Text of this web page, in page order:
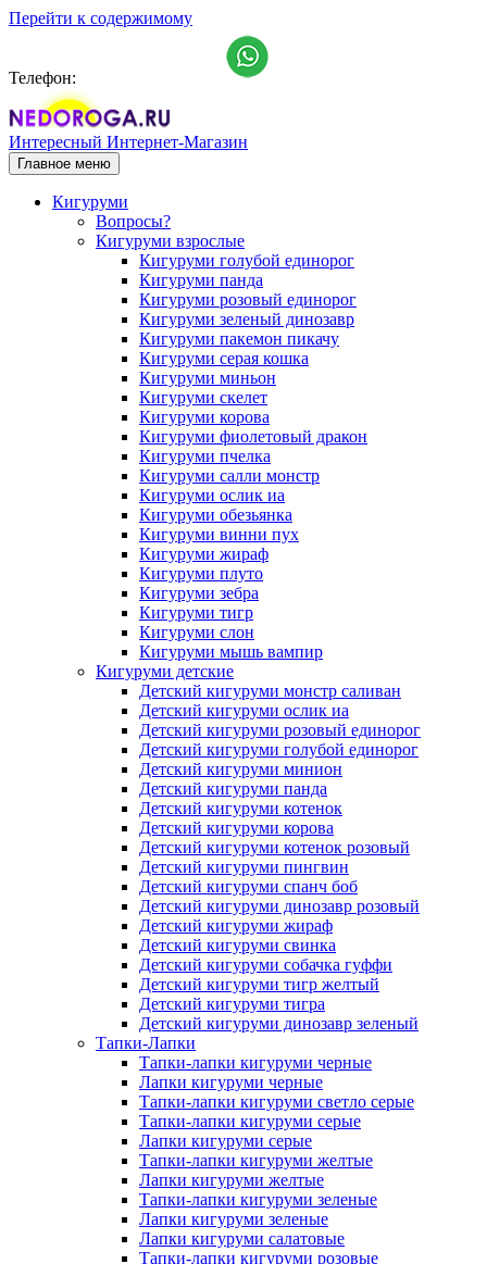
Перейти к содержимому
Телефон:
Интересный Интернет-Магазин
Главное меню
Кигуруми
Вопросы?
Кигуруми взрослые
Кигуруми голубой единорог
Кигуруми панда
Кигуруми розовый единорог
Кигуруми зеленый динозавр
Кигуруми пакемон пикачу
Кигуруми серая кошка
Кигуруми миньон
Кигуруми скелет
Кигуруми корова
Кигуруми фиолетовый дракон
Кигуруми пчелка
Кигуруми салли монстр
Кигуруми ослик иа
Кигуруми обезьянка
Кигуруми винни пух
Кигуруми жираф
Кигуруми плуто
Кигуруми зебра
Кигуруми тигр
Кигуруми слон
Кигуруми мышь вампир
Кигуруми детские
Детский кигуруми монстр саливан
Детский кигуруми ослик иа
Детский кигуруми розовый единорог
Детский кигуруми голубой единорог
Детский кигуруми минион
Детский кигуруми панда
Детский кигуруми котенок
Детский кигуруми корова
Детский кигуруми котенок розовый
Детский кигуруми пингвин
Детский кигуруми спанч боб
Детский кигуруми динозавр розовый
Детский кигуруми жираф
Детский кигуруми свинка
Детский кигуруми собачка гуффи
Детский кигуруми тигр желтый
Детский кигуруми тигра
Детский кигуруми динозавр зеленый
Тапки-Лапки
Тапки-лапки кигуруми черные
Лапки кигуруми черные
Тапки-лапки кигуруми светло серые
Тапки-лапки кигуруми серые
Лапки кигуруми серые
Тапки-лапки кигуруми желтые
Лапки кигуруми желтые
Тапки-лапки кигуруми зеленые
Лапки кигуруми зеленые
Лапки кигуруми салатовые
Тапки-лапки кигуруми розовые